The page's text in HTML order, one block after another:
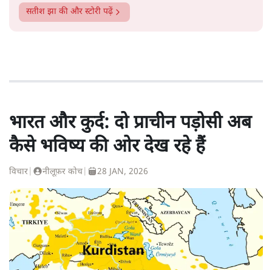
सतीश झा की और स्टोरी पढ़ें
भारत और कुर्द: दो प्राचीन पड़ोसी अब
कैसे भविष्य की ओर देख रहे हैं
विचार नीलूफ़र कोच 28 JAN, 2026